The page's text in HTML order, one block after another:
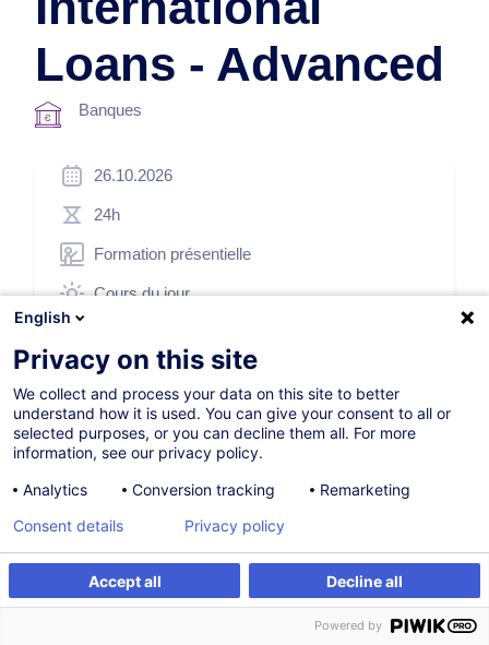
S'inscrire Formation sur mesure
Loans - Advanced
Banques
26.10.2026
24h
Formation présentielle
Cours du jour
000098
800,00EUR (+3% TVA)
Prix d’inscription de base, variable selon options choisies.
S'inscrire
English
Privacy on this site
We collect and process your data on this site to better
understand how it is used. You can give your consent to all or
selected purposes, or you can decline them all. For more
information, see our privacy policy.
Analytics
Conversion tracking Remarketing
Accept all Decline all
Consent details Privacy policy
Powered by